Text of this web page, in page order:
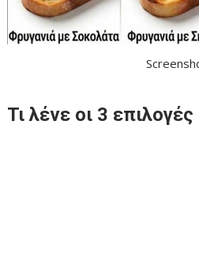
Τι λένε οι 3